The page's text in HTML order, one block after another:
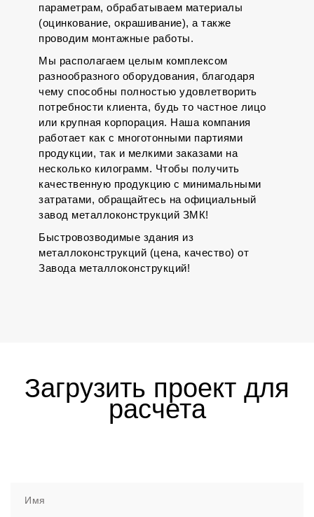
параметрам, обрабатываем материалы
(оцинкование, окрашивание), а также
проводим монтажные работы.
Мы располагаем целым комплексом
разнообразного оборудования, благодаря
чему способны полностью удовлетворить
потребности клиента, будь то частное лицо
или крупная корпорация. Наша компания
работает как с многотонными партиями
продукции, так и мелкими заказами на
несколько килограмм. Чтобы получить
качественную продукцию с минимальными
затратами, обращайтесь на официальный
завод металлоконструкций ЗМК!
Быстровозводимые здания из
металлоконструкций (цена, качество) от
Завода металлоконструкций!
Загрузить проект для
расчета